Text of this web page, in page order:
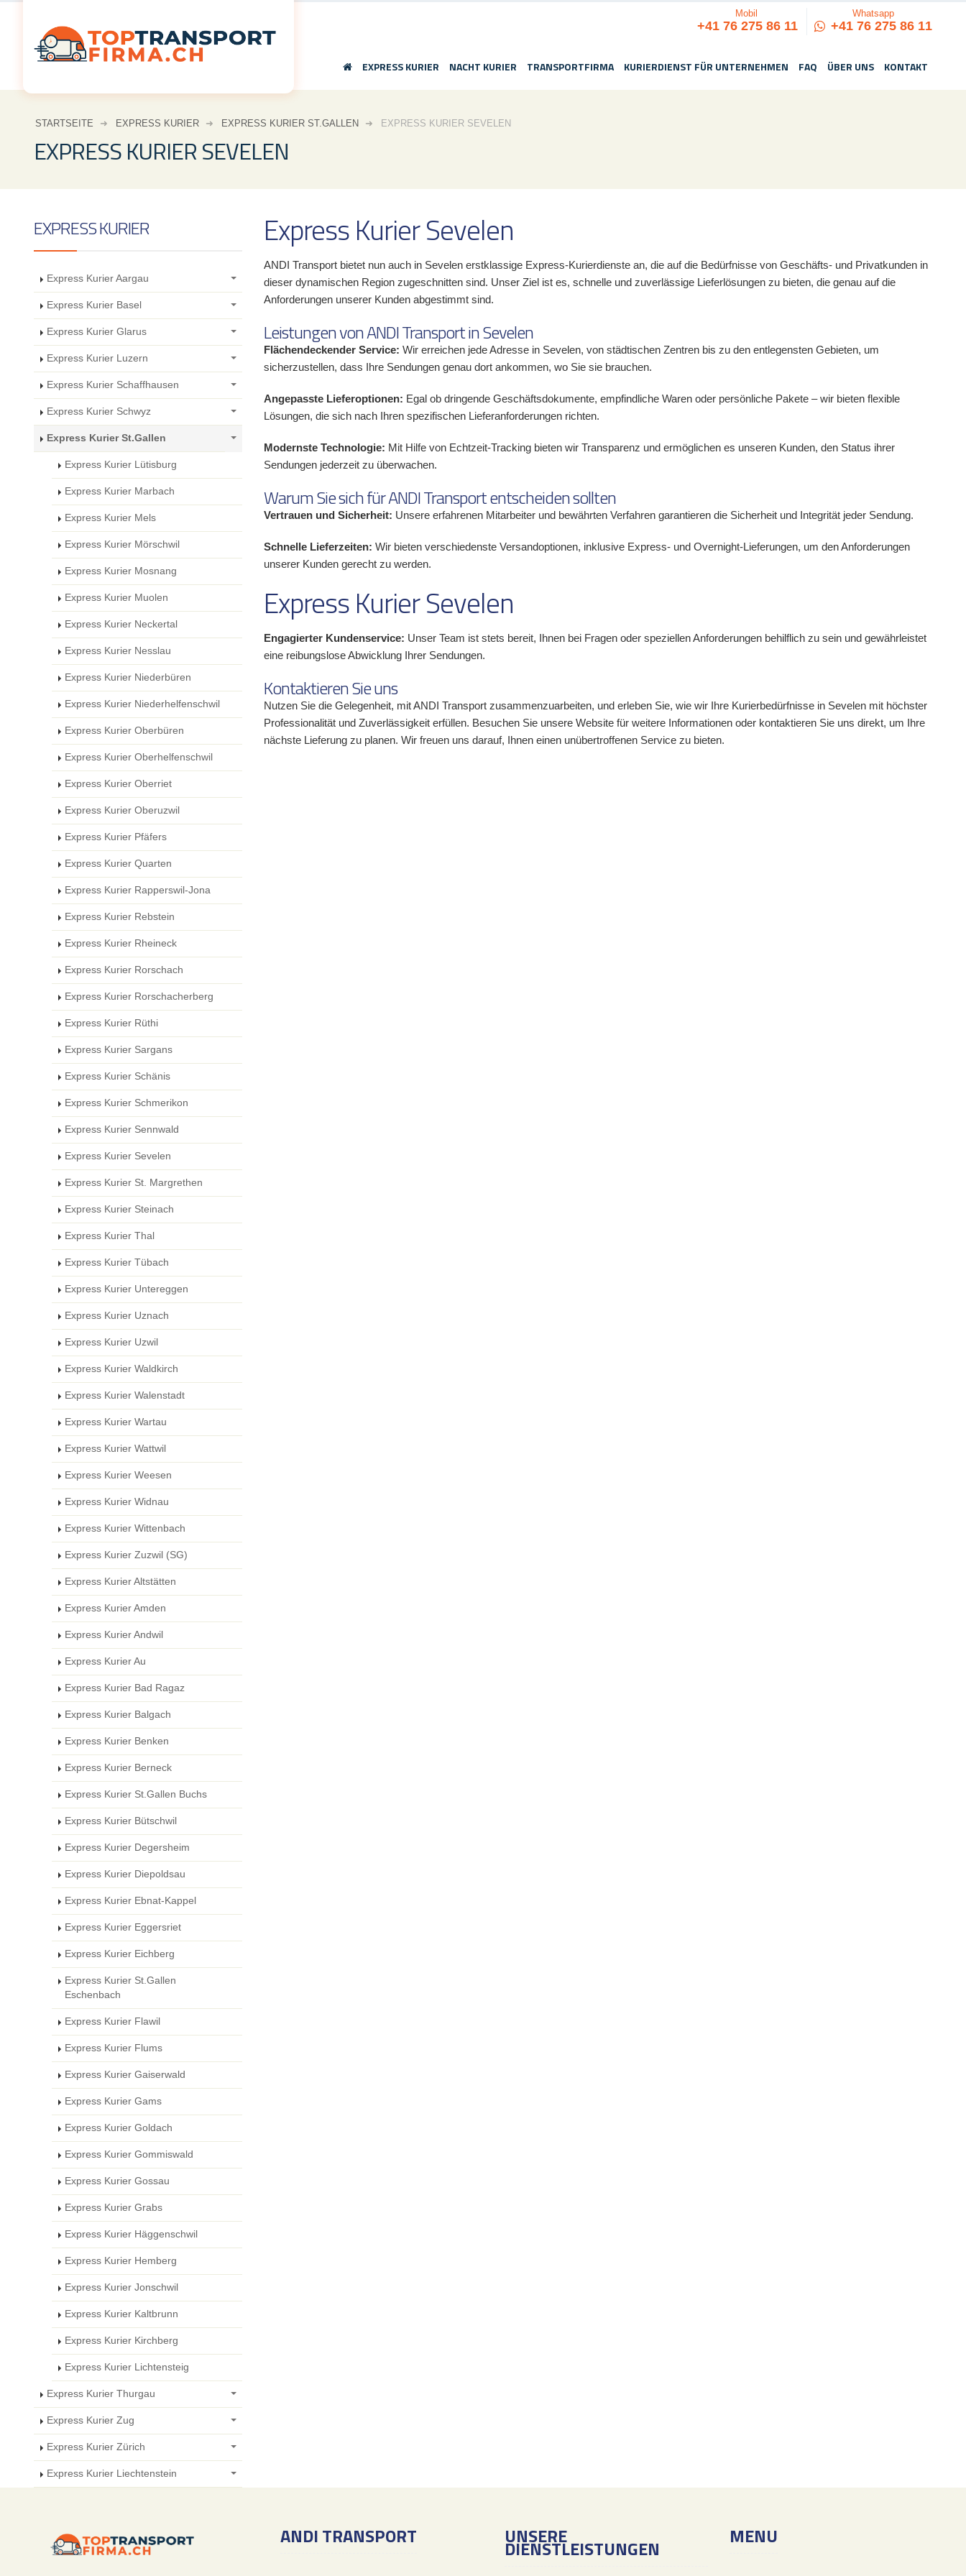
Mobil
+41 76 275 86 11
Whatsapp
+41 76 275 86 11
EXPRESS KURIER NACHT KURIER TRANSPORTFIRMA KURIERDIENST FÜR UNTERNEHMEN FAQ ÜBER UNS KONTAKT
STARTSEITE EXPRESS KURIER EXPRESS KURIER ST.GALLEN EXPRESS KURIER SEVELEN
EXPRESS KURIER SEVELEN
Express Kurier Sevelen
ANDI Transport bietet nun auch in Sevelen erstklassige Express-Kurierdienste an, die auf die Bedürfnisse von Geschäfts- und Privatkunden in
dieser dynamischen Region zugeschnitten sind. Unser Ziel ist es, schnelle und zuverlässige Lieferlösungen zu bieten, die genau auf die
Anforderungen unserer Kunden abgestimmt sind.
Leistungen von ANDI Transport in Sevelen
Flächendeckender Service: Wir erreichen jede Adresse in Sevelen, von städtischen Zentren bis zu den entlegensten Gebieten, um
sicherzustellen, dass Ihre Sendungen genau dort ankommen, wo Sie sie brauchen.
Angepasste Lieferoptionen: Egal ob dringende Geschäftsdokumente, empfindliche Waren oder persönliche Pakete – wir bieten flexible
Lösungen, die sich nach Ihren spezifischen Lieferanforderungen richten.
Modernste Technologie: Mit Hilfe von Echtzeit-Tracking bieten wir Transparenz und ermöglichen es unseren Kunden, den Status ihrer
Sendungen jederzeit zu überwachen.
Warum Sie sich für ANDI Transport entscheiden sollten
Vertrauen und Sicherheit: Unsere erfahrenen Mitarbeiter und bewährten Verfahren garantieren die Sicherheit und Integrität jeder Sendung.
Schnelle Lieferzeiten: Wir bieten verschiedenste Versandoptionen, inklusive Express- und Overnight-Lieferungen, um den Anforderungen
unserer Kunden gerecht zu werden.
Express Kurier Sevelen
Engagierter Kundenservice: Unser Team ist stets bereit, Ihnen bei Fragen oder speziellen Anforderungen behilflich zu sein und gewährleistet
eine reibungslose Abwicklung Ihrer Sendungen.
Kontaktieren Sie uns
Nutzen Sie die Gelegenheit, mit ANDI Transport zusammenzuarbeiten, und erleben Sie, wie wir Ihre Kurierbedürfnisse in Sevelen mit höchster
Professionalität und Zuverlässigkeit erfüllen. Besuchen Sie unsere Website für weitere Informationen oder kontaktieren Sie uns direkt, um Ihre
nächste Lieferung zu planen. Wir freuen uns darauf, Ihnen einen unübertroffenen Service zu bieten.
EXPRESS KURIER
Express Kurier Aargau
Express Kurier Basel
Express Kurier Glarus
Express Kurier Luzern
Express Kurier Schaffhausen
Express Kurier Schwyz
Express Kurier St.Gallen
Express Kurier Lütisburg
Express Kurier Marbach
Express Kurier Mels
Express Kurier Mörschwil
Express Kurier Mosnang
Express Kurier Muolen
Express Kurier Neckertal
Express Kurier Nesslau
Express Kurier Niederbüren
Express Kurier Niederhelfenschwil
Express Kurier Oberbüren
Express Kurier Oberhelfenschwil
Express Kurier Oberriet
Express Kurier Oberuzwil
Express Kurier Pfäfers
Express Kurier Quarten
Express Kurier Rapperswil-Jona
Express Kurier Rebstein
Express Kurier Rheineck
Express Kurier Rorschach
Express Kurier Rorschacherberg
Express Kurier Rüthi
Express Kurier Sargans
Express Kurier Schänis
Express Kurier Schmerikon
Express Kurier Sennwald
Express Kurier Sevelen
Express Kurier St. Margrethen
Express Kurier Steinach
Express Kurier Thal
Express Kurier Tübach
Express Kurier Untereggen
Express Kurier Uznach
Express Kurier Uzwil
Express Kurier Waldkirch
Express Kurier Walenstadt
Express Kurier Wartau
Express Kurier Wattwil
Express Kurier Weesen
Express Kurier Widnau
Express Kurier Wittenbach
Express Kurier Zuzwil (SG)
Express Kurier Altstätten
Express Kurier Amden
Express Kurier Andwil
Express Kurier Au
Express Kurier Bad Ragaz
Express Kurier Balgach
Express Kurier Benken
Express Kurier Berneck
Express Kurier St.Gallen Buchs
Express Kurier Bütschwil
Express Kurier Degersheim
Express Kurier Diepoldsau
Express Kurier Ebnat-Kappel
Express Kurier Eggersriet
Express Kurier Eichberg
Express Kurier St.Gallen
Eschenbach
Express Kurier Flawil
Express Kurier Flums
Express Kurier Gaiserwald
Express Kurier Gams
Express Kurier Goldach
Express Kurier Gommiswald
Express Kurier Gossau
Express Kurier Grabs
Express Kurier Häggenschwil
Express Kurier Hemberg
Express Kurier Jonschwil
Express Kurier Kaltbrunn
Express Kurier Kirchberg
Express Kurier Lichtensteig
Express Kurier Thurgau
Express Kurier Zug
Express Kurier Zürich
Express Kurier Liechtenstein
MENU
ANDI TRANSPORT UNSERE
DIENSTLEISTUNGEN